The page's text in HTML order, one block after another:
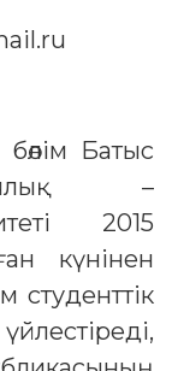
Батыс
–
2015
күнінен
студенттік